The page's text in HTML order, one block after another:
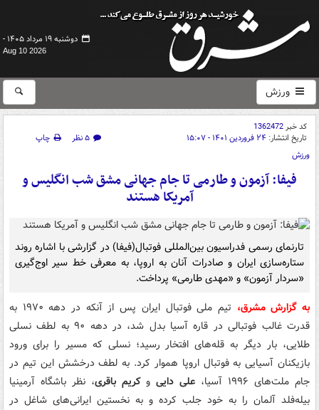
دوشنبه ۱۹ مرداد ۱۴۰۵ -
Aug 10 2026
ورزش
کد خبر1362472
تاریخ انتشار: ۲۴ فروردین ۱۴۰۱ - ۱۵:۰۷ ۵ نظر
چاپ
ورزش
فیفا: آزمون و طارمی تا جام جهانی مشق شب انگلیس و
آمریکا هستند
تارنمای رسمی فدراسیون بین‌المللی فوتبال(فیفا) در گزارشی با اشاره روند
ستاره‌سازی ایران و صادرات آنان به اروپا، به معرفی خط سیر اوج‌گیری
«سردار آزمون» و «مهدی طارمی» پرداخت.
به گزارش مشرق،
تیم ملی فوتبال ایران پس از آنکه در دهه ۱۹۷۰ به
قدرت غالب فوتبالی در قاره آسیا بدل شد، در دهه ۹۰ به لطف نسلی
طلایی، بار دیگر به قله‌های افتخار رسید؛ نسلی که مسیر را برای ورود
بازیکنان آسیایی به فوتبال اروپا هموار کرد. به لطف درخشش این تیم در
جام ملت‌های ۱۹۹۶ آسیا،
علی دایی وکریم باقری، نظر باشگاه آرمینیا
بیله‌فلد آلمان را به خود جلب کرده و به نخستین ایرانی‌های شاغل در